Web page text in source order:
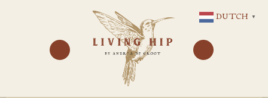
NAAR
DE
INHOUD
DUTCH ▼